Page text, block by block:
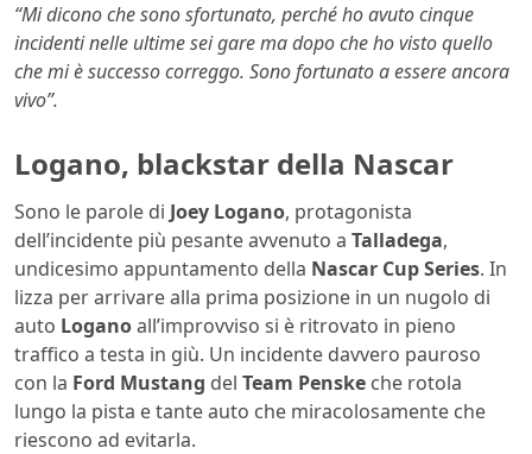
“Mi dicono che sono sfortunato, perché ho avuto cinque
incidenti nelle ultime sei gare ma dopo che ho visto quello
che mi è successo correggo. Sono fortunato a essere ancora
vivo”.
Logano, blackstar della Nascar
Sono le parole di Joey Logano, protagonista
dell’incidente più pesante avvenuto a Talladega,
undicesimo appuntamento della Nascar Cup Series. In
lizza per arrivare alla prima posizione in un nugolo di
auto Loganoall’improvviso si è ritrovato in pieno
traffico a testa in giù. Un incidente davvero pauroso
con la Ford Mustang del Team Penske che rotola
lungo la pista e tante auto che miracolosamente che
riescono ad evitarla.